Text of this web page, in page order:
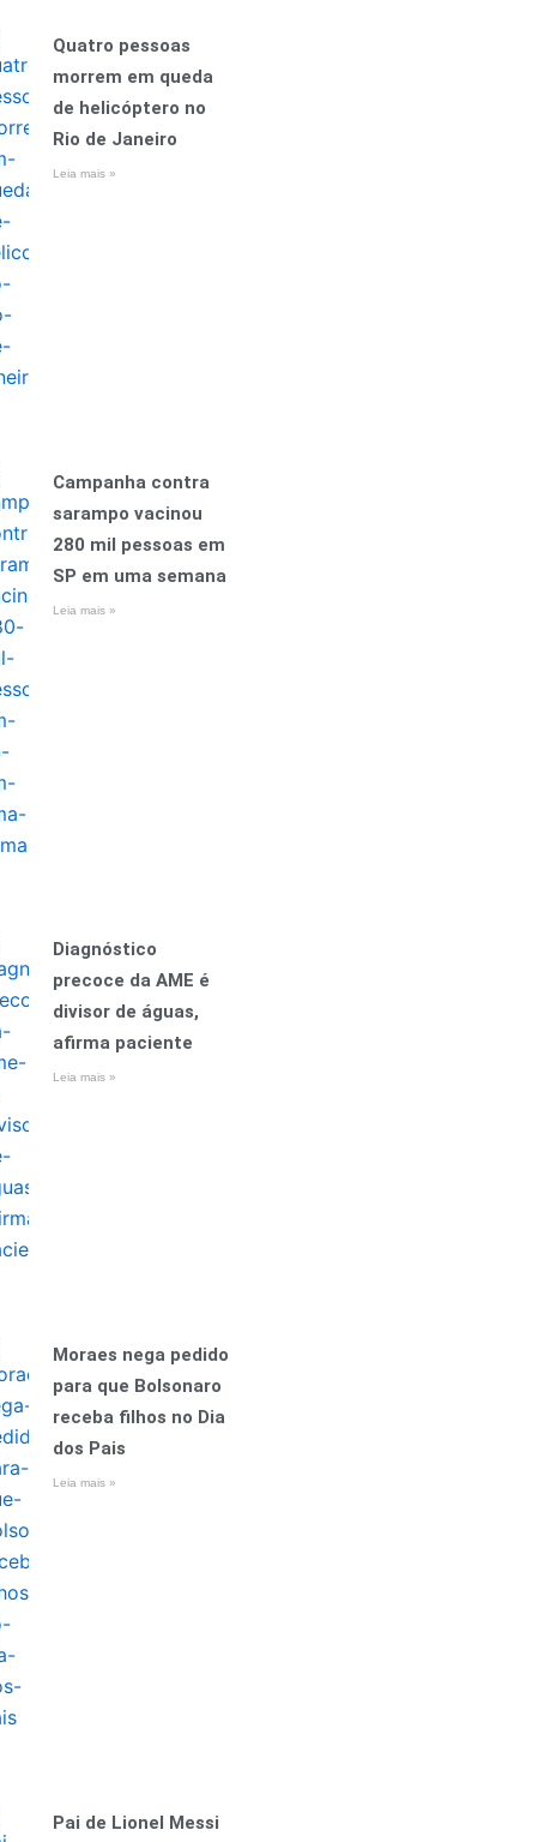
Quatro pessoas
morrem em queda
de helicóptero no
Rio de Janeiro
Leia mais »
Campanha contra
sarampo vacinou
280 mil pessoas em
SP em uma semana
Leia mais »
Diagnóstico
precoce da AME é
divisor de águas,
afirma paciente
Leia mais »
Moraes nega pedido
para que Bolsonaro
receba filhos no Dia
dos Pais
Leia mais »
Pai de Lionel Messi